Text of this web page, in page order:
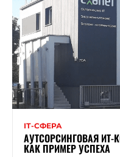
ІТ-СФЕРА
АУТСОРСИНГОВАЯ ИТ-
КАК ПРИМЕР УСПЕХА